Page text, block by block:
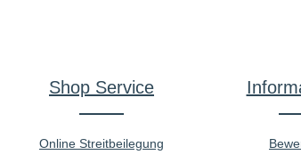
Shop Service
Online Streitbeilegung